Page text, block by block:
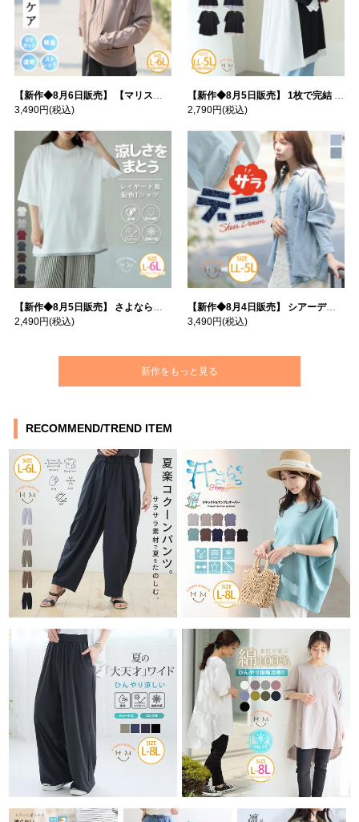
【新作◆8月6日販売】 【マリスポーツ】 運動初心者さんのための フード付き パーカー | 大きいサイズの通販ならハッピーマリリン
3,490円(税込)
【新作◆8月5日販売】 1枚で完結 袖口＆バック フハク使い トップス | 大きいサイズの通販ならハッピーマリリン
2,790円(税込)
【新作◆8月5日販売】 さよなら猛暑 涼しさを着る 遮熱 接触冷感 吸水・速乾 五分袖 コンフォートメッシュ 配色レイヤード 風ゆる Tシャツ | 大きいサイズの通販ならハッピーマリリン
2,490円(税込)
【新作◆8月4日販売】 シアーデニムで お洒落に肌隠し | 大きいサイズの通販ならハッピーマリリン
3,490円(税込)
新作をもっと見る
RECOMMEND/TREND ITEM